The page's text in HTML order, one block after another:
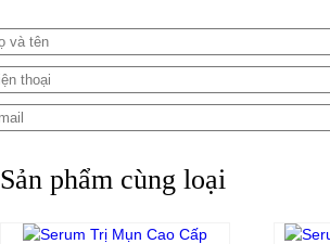
Sản phẩm cùng loại